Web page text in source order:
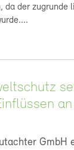
der zugrunde
an
GmbH